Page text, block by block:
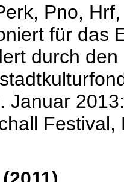
Pno,
für das
durch den
Januar
Festival,